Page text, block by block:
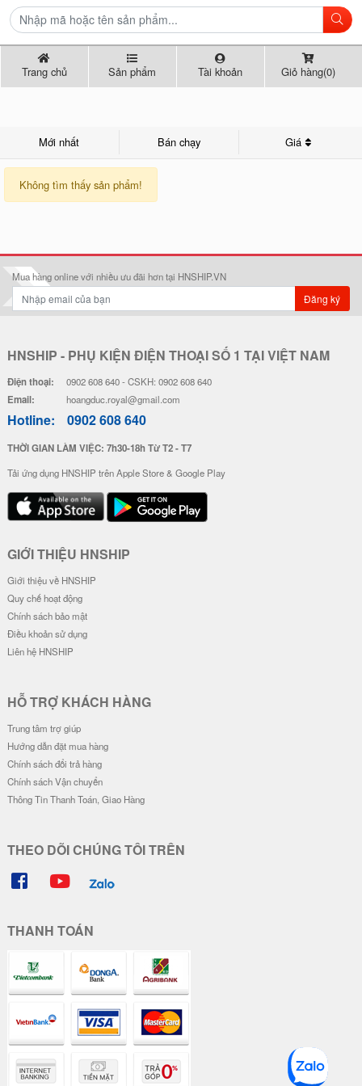
Trang chủ Sản phẩm Tài khoản Giỏ hàng(0)
Mới nhất Bán chạy Giá
Không tìm thấy sản phẩm!
Mua hàng online với nhiều ưu đãi hơn tại HNSHIP.VN
Đăng ký
HNSHIP - PHỤ KIỆN ĐIỆN THOẠI SỐ 1 TẠI VIỆT NAM
Điện thoại: 0902 608 640 - CSKH: 0902 608 640
Email: hoangduc.royal@gmail.com
Hotline: 0902 608 640
THỜI GIAN LÀM VIỆC: 7h30-18h Từ T2 - T7
Tải ứng dụng HNSHIP trên Apple Store & Google Play
GIỚI THIỆU HNSHIP
Giới thiệu về HNSHIP
Quy chế hoạt động
Chính sách bảo mật
Điều khoản sử dụng
Liên hệ HNSHIP
HỖ TRỢ KHÁCH HÀNG
Trung tâm trợ giúp
Hướng dẫn đặt mua hàng
Chính sách đổi trả hàng
Chính sách Vận chuyển
Thông Tin Thanh Toán, Giao Hàng
THEO DÕI CHÚNG TÔI TRÊN
THANH TOÁN